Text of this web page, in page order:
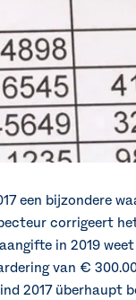
een bijzondere
corrigeert
in 2019
van €
2017 überhaupt